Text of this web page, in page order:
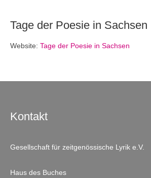
Tage der Poesie in Sachsen
Website: Tage der Poesie in Sachsen
Kontakt
Gesellschaft für zeitgenössische Lyrik e.V.
Haus des Buches